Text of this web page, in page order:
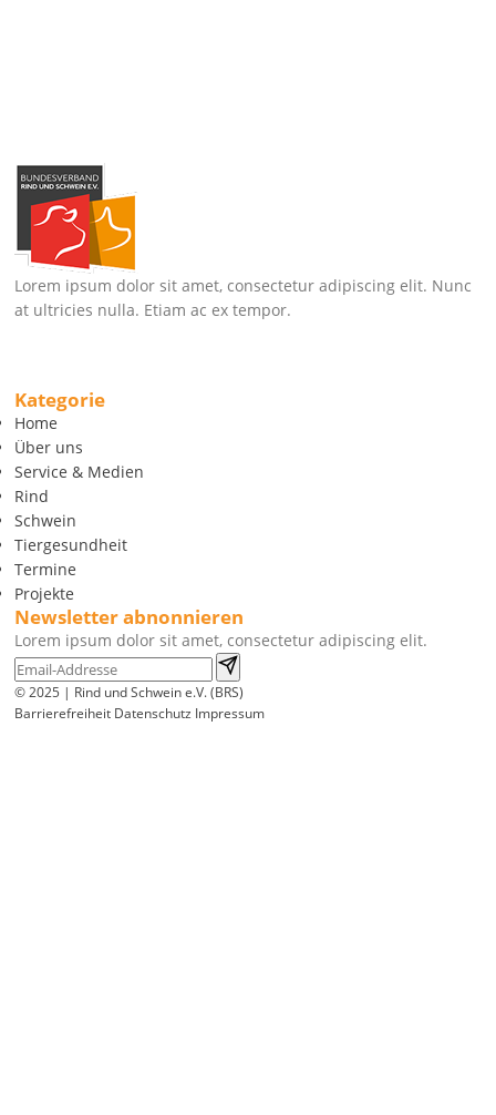
Lorem ipsum dolor sit amet, consectetur adipiscing elit. Nunc
at ultricies nulla. Etiam ac ex tempor.
Kategorie
Home
Über uns
Service & Medien
Rind
Schwein
Tiergesundheit
Termine
Projekte
Newsletter abnonnieren
Lorem ipsum dolor sit amet, consectetur adipiscing elit.
© 2025 | Rind und Schwein e.V. (BRS)
Barrierefreiheit Datenschutz Impressum